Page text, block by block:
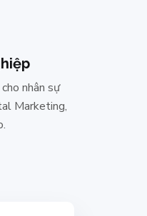
nhân sự
Marketing,